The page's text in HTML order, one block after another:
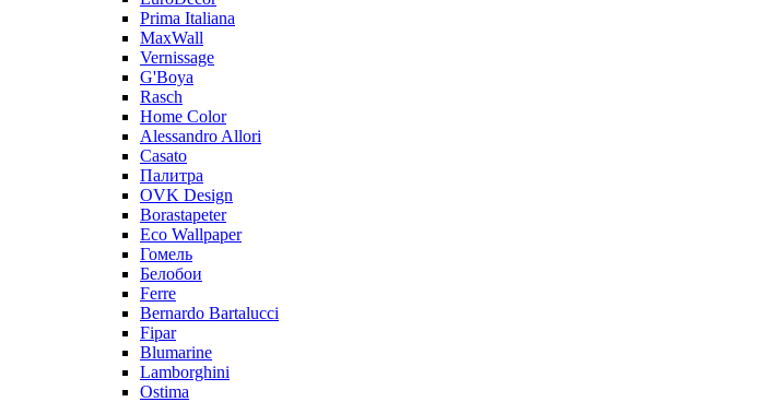
Prima Italiana
MaxWall
Vernissage
G'Boya
Rasch
Home Color
Alessandro Allori
Casato
Палитра
OVK Design
Borastapeter
Eco Wallpaper
Гомель
Белобои
Ferre
Bernardo Bartalucci
Fipar
Blumarine
Lamborghini
Ostima